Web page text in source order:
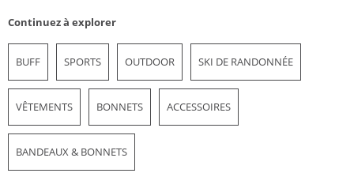
Continuez à explorer
BUFF SPORTS OUTDOOR SKI DE RANDONNÉE
VÊTEMENTS BONNETS ACCESSOIRES
BANDEAUX & BONNETS